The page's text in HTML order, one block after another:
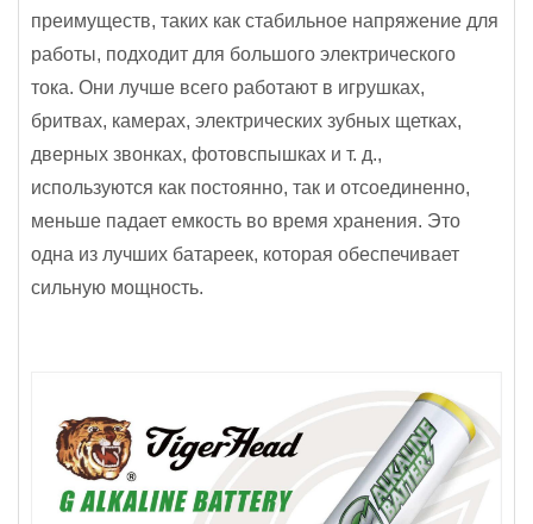
преимуществ, таких как стабильное напряжение для
работы, подходит для большого электрического
тока. Они лучше всего работают в игрушках,
бритвах, камерах, электрических зубных щетках,
дверных звонках, фотовспышках и т. д.,
используются как постоянно, так и отсоединенно,
меньше падает емкость во время хранения. Это
одна из лучших батареек, которая обеспечивает
сильную мощность.